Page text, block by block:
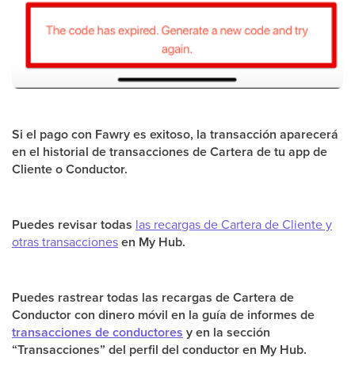
Si el pago con Fawry es exitoso, la transacción aparecerá
en el historial de transacciones de Cartera de tu app de
Cliente o Conductor.
Puedes revisar todas las recargas de Cartera de Cliente y
otras transaccionesen My Hub.
Puedes rastrear todas las recargas de Cartera de
Conductor con dinero móvil en la guía de informes de
transacciones de conductores y en la sección
“Transacciones” del perfil del conductor en My Hub.